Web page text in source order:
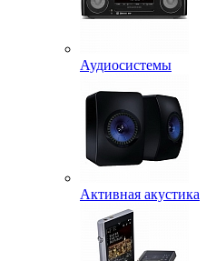
Аудиосистемы
Активная акустика